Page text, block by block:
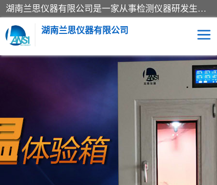
湖南兰思仪器有限公司是一家从事检测仪器研发生产销售和维修保养服务的综合型企业，产品符合国际标准可按需定制专业售前售后工程师，主要有门窗性能体验箱、门窗隔音展示箱、恒温恒湿试验箱、步入式恒温恒湿房、高低温试验箱、老化试验箱、老化试验房、恒温恒湿培养箱、水泥标准养护试验箱、电热鼓风干燥试验箱、真空干燥箱、工业烤箱、盐雾腐蚀试验箱等。
湖南兰思仪器有限公司
恒温恒湿试验箱
门窗体验箱